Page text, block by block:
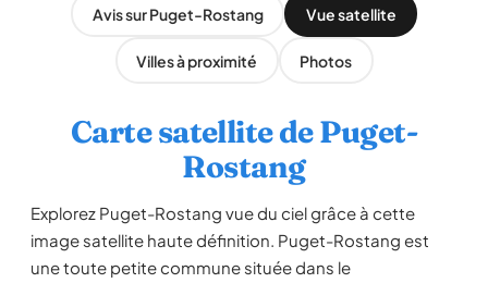
Avis sur Puget-Rostang Vue satellite
Villes à proximité Photos
Carte satellite de Puget-
Rostang
Explorez Puget-Rostang vue du ciel grâce à cette
image satellite haute définition. Puget-Rostang est
une toute petite commune située dans le